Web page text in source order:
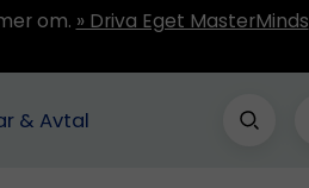
om. » Driva Eget MasterMinds
& Avtal